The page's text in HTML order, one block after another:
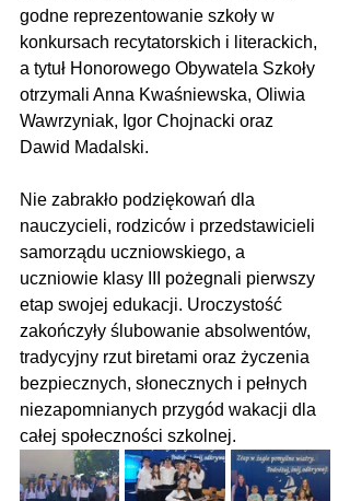
godne reprezentowanie szkoły w
konkursach recytatorskich i literackich,
a tytuł Honorowego Obywatela Szkoły
otrzymali Anna Kwaśniewska, Oliwia
Wawrzyniak, Igor Chojnacki oraz
Dawid Madalski.
Nie zabrakło podziękowań dla
nauczycieli, rodziców i przedstawicieli
samorządu uczniowskiego, a
uczniowie klasy III pożegnali pierwszy
etap swojej edukacji. Uroczystość
zakończyły ślubowanie absolwentów,
tradycyjny rzut biretami oraz życzenia
bezpiecznych, słonecznych i pełnych
niezapomnianych przygód wakacji dla
całej społeczności szkolnej.